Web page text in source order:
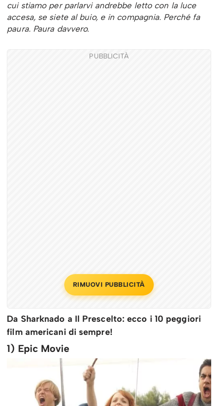
cui stiamo per parlarvi andrebbe letto con la luce
accesa, se siete al buio, e in compagnia. Perché fa
paura. Paura davvero.
PUBBLICITÀ
RIMUOVI PUBBLICITÀ
Da Sharknado a Il Prescelto: ecco i 10 peggiori
film americani di sempre!
1) Epic Movie